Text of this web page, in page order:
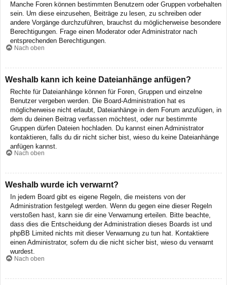
Manche Foren können bestimmten Benutzern oder Gruppen vorbehalten
sein. Um diese einzusehen, Beiträge zu lesen, zu schreiben oder
andere Vorgänge durchzuführen, brauchst du möglicherweise besondere
Berechtigungen. Frage einen Moderator oder Administrator nach
entsprechenden Berechtigungen.
Nach oben
Weshalb kann ich keine Dateianhänge anfügen?
Rechte für Dateianhänge können für Foren, Gruppen und einzelne
Benutzer vergeben werden. Die Board-Administration hat es
möglicherweise nicht erlaubt, Dateianhänge in dem Forum anzufügen, in
dem du deinen Beitrag verfassen möchtest, oder nur bestimmte
Gruppen dürfen Dateien hochladen. Du kannst einen Administrator
kontaktieren, falls du dir nicht sicher bist, wieso du keine Dateianhänge
anfügen kannst.
Nach oben
Weshalb wurde ich verwarnt?
In jedem Board gibt es eigene Regeln, die meistens von der
Administration festgelegt werden. Wenn du gegen eine dieser Regeln
verstoßen hast, kann sie dir eine Verwarnung erteilen. Bitte beachte,
dass dies die Entscheidung der Administration dieses Boards ist und
phpBB Limited nichts mit dieser Verwarnung zu tun hat. Kontaktiere
einen Administrator, sofern du die nicht sicher bist, wieso du verwarnt
wurdest.
Nach oben